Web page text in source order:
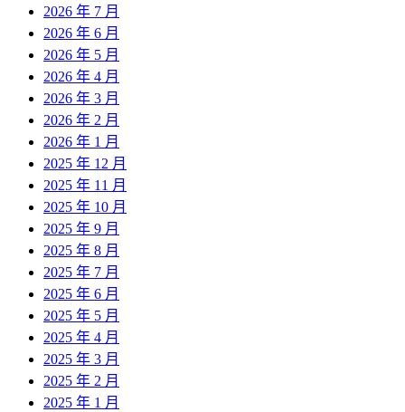
2026 年 7 月
2026 年 6 月
2026 年 5 月
2026 年 4 月
2026 年 3 月
2026 年 2 月
2026 年 1 月
2025 年 12 月
2025 年 11 月
2025 年 10 月
2025 年 9 月
2025 年 8 月
2025 年 7 月
2025 年 6 月
2025 年 5 月
2025 年 4 月
2025 年 3 月
2025 年 2 月
2025 年 1 月